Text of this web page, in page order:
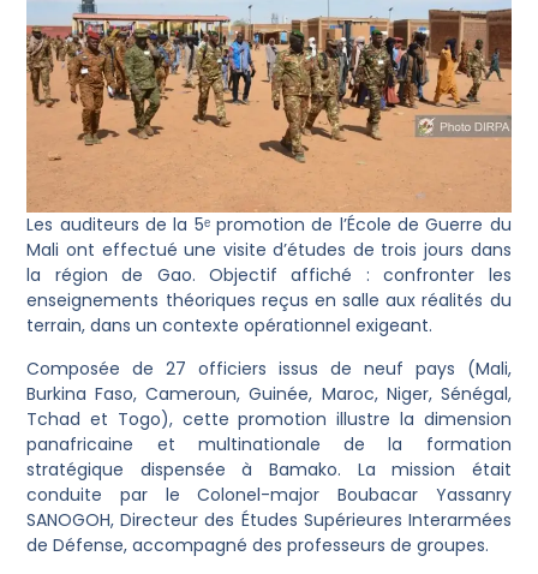
Les auditeurs de la 5ᵉ promotion de l’École de Guerre du
Mali ont effectué une visite d’études de trois jours dans
la région de Gao. Objectif affiché : confronter les
enseignements théoriques reçus en salle aux réalités du
terrain, dans un contexte opérationnel exigeant.
Composée de 27 officiers issus de neuf pays (Mali,
Burkina Faso, Cameroun, Guinée, Maroc, Niger, Sénégal,
Tchad et Togo), cette promotion illustre la dimension
panafricaine et multinationale de la formation
stratégique dispensée à Bamako. La mission était
conduite par le Colonel-major Boubacar Yassanry
SANOGOH, Directeur des Études Supérieures Interarmées
de Défense, accompagné des professeurs de groupes.